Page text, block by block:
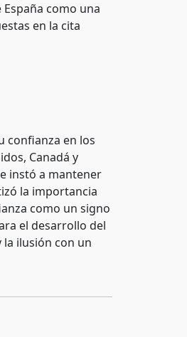
como una
en la cita
confianza en los
Canadá y
instó a mantener
la importancia
como un signo
el desarrollo del
ilusión con un